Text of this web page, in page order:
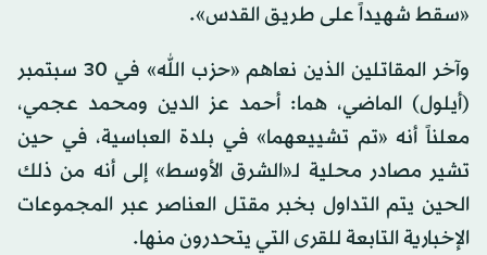
«سقط شهيداً على طريق القدس».
وآخر المقاتلين الذين نعاهم «حزب الله» في 30 سبتمبر
(أيلول) الماضي، هما: أحمد عز الدين ومحمد عجمي،
معلناً أنه «تم تشييعهما» في بلدة العباسية، في حين
تشير مصادر محلية لـ«الشرق الأوسط» إلى أنه من ذلك
الحين يتم التداول بخبر مقتل العناصر عبر المجموعات
الإخبارية التابعة للقرى التي يتحدرون منها.